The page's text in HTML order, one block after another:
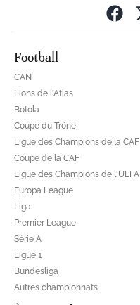
Football
CAN
Lions de l'Atlas
Botola
Coupe du Trône
Ligue des Champions de la CAF
Coupe de la CAF
Ligue des Champions de l'UEFA
Europa League
Liga
Premier League
Série A
Ligue 1
Bundesliga
Autres championnats